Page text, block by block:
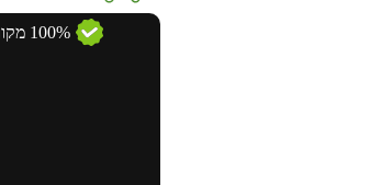
100% מקורי